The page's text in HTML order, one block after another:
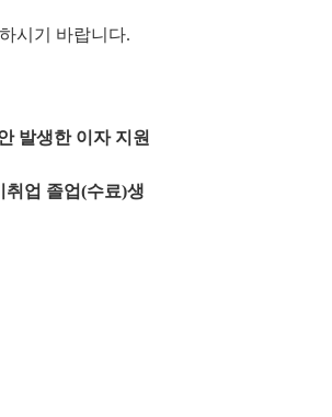
시기 바랍니다.
발생한 이자 지원
취업 졸업(수료)생